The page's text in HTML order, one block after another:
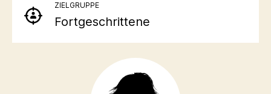
ZIELGRUPPE
Fortgeschrittene